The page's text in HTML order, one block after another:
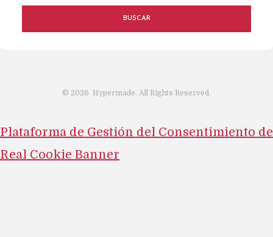
BUSCAR
© 2026 Hypermade. All Rights Reserved.
Plataforma de Gestión del Consentimiento de
Real Cookie Banner